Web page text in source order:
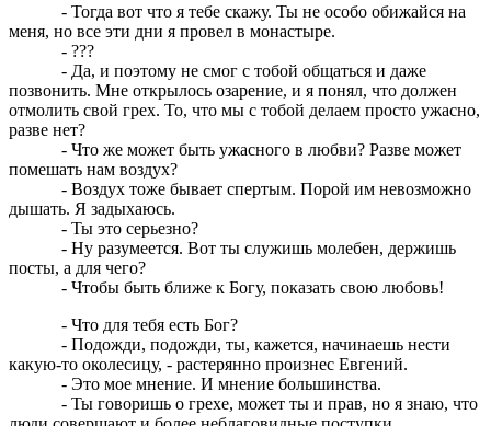
- Тогда вот что я тебе скажу. Ты не особо обижайся на
меня, но все эти дни я провел в монастыре.
- ???
- Да, и поэтому не смог с тобой общаться и даже
позвонить. Мне открылось озарение, и я понял, что должен
отмолить свой грех. То, что мы с тобой делаем просто ужасно,
разве нет?
- Что же может быть ужасного в любви? Разве может
помешать нам воздух?
- Воздух тоже бывает спертым. Порой им невозможно
дышать. Я задыхаюсь.
- Ты это серьезно?
- Ну разумеется. Вот ты служишь молебен, держишь
посты, а для чего?
- Чтобы быть ближе к Богу, показать свою любовь!
- Что для тебя есть Бог?
- Подожди, подожди, ты, кажется, начинаешь нести
какую-то околесицу, - растерянно произнес Евгений.
- Это мое мнение. И мнение большинства.
- Ты говоришь о грехе, может ты и прав, но я знаю, что